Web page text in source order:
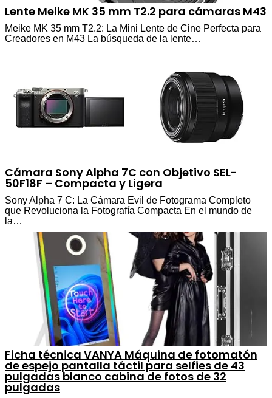
Lente Meike MK 35 mm T2.2 para cámaras M43
Meike MK 35 mm T2.2: La Mini Lente de Cine Perfecta para
Creadores en M43 La búsqueda de la lente…
Cámara Sony Alpha 7C con Objetivo SEL-
50F18F – Compacta y Ligera
Sony Alpha 7 C: La Cámara Evil de Fotograma Completo
que Revoluciona la Fotografía Compacta En el mundo de
la…
Ficha técnica VANYA Máquina de fotomatón
de espejo pantalla táctil para selfies de 43
pulgadas blanco cabina de fotos de 32
pulgadas